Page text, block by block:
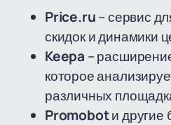
Price.ru– сервис
скидок и динамики
Keepa –
которое
различных
Promobotи другие